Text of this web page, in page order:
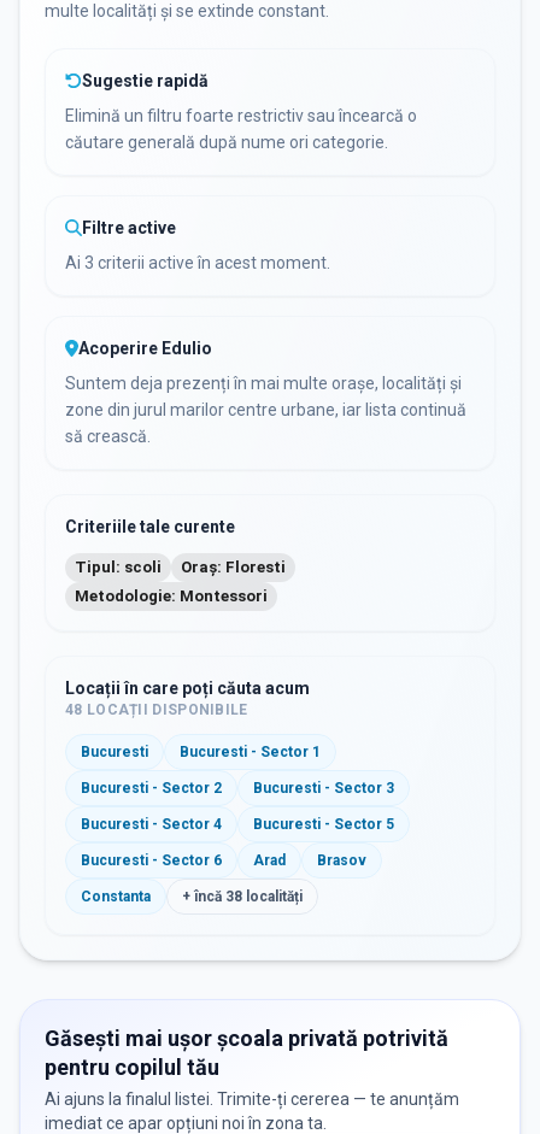
multe localități și se extinde constant.
Sugestie rapidă
Elimină un filtru foarte restrictiv sau încearcă o
căutare generală după nume ori categorie.
Filtre active
Ai 3 criterii active în acest moment.
Acoperire Edulio
Suntem deja prezenți în mai multe orașe, localități și
zone din jurul marilor centre urbane, iar lista continuă
să crească.
Criteriile tale curente
Tipul: scoli
Oraș: Floresti
Metodologie: Montessori
Locații în care poți căuta acum
48 LOCAȚII DISPONIBILE
Bucuresti Bucuresti - Sector 1
Bucuresti - Sector 2 Bucuresti - Sector 3
Bucuresti - Sector 4 Bucuresti - Sector 5
Bucuresti - Sector 6 Arad Brasov
Constanta + încă 38 localități
Găsești mai ușor școala privată potrivită
pentru copilul tău
Ai ajuns la finalul listei. Trimite-ți cererea — te anunțăm
imediat ce apar opțiuni noi în zona ta.